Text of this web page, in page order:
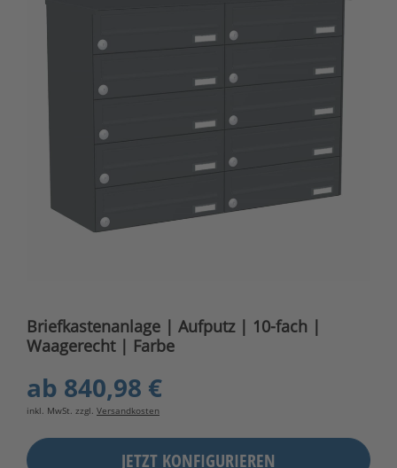
Briefkastenanlage | Aufputz | 10-fach |
Waagerecht | Farbe
ab 840,98 €
inkl. MwSt. zzgl. Versandkosten
JETZT KONFIGURIEREN